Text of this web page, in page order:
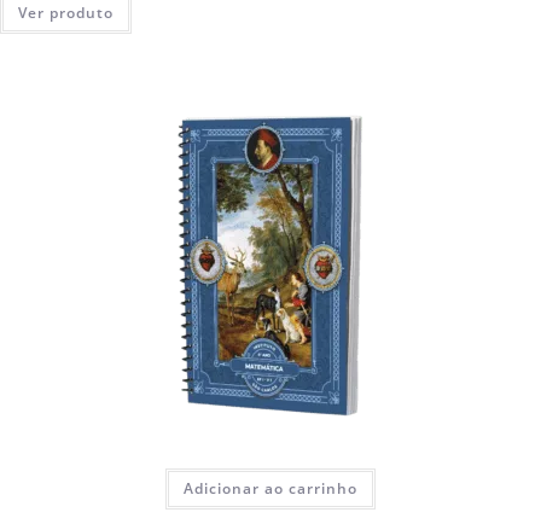
Ver produto
Adicionar ao carrinho